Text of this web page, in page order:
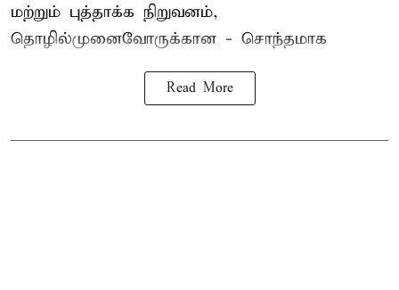
மற்றும் புத்தாக்க நிறுவனம்,
தொழில்முனைவோருக்கான - சொந்தமாக
Read More